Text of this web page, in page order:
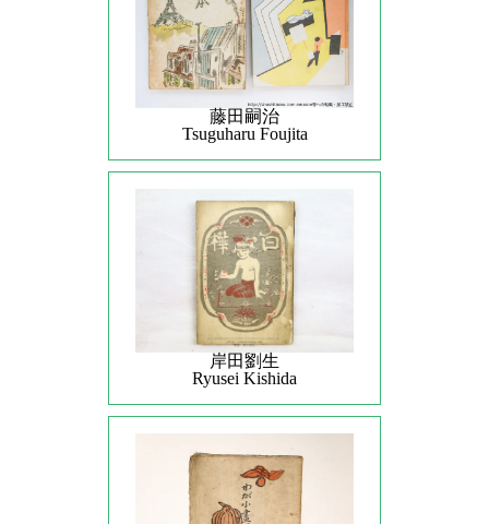
藤田嗣治
Tsuguharu Foujita
岸田劉生
Ryusei Kishida